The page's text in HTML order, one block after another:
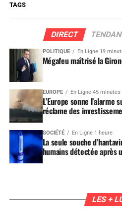
TAGS
DIRECT
POLITIQUE En Ligne 19
Mégafeu maîtrisé la
EUROPE En Ligne 45 minutes
L’Europe sonne
réclame des
SOCIÉTÉ En Ligne 1 heure
La seule souche
humains détectée après
LES +